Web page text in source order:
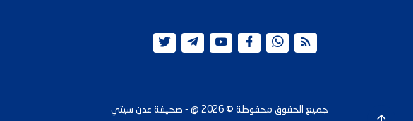
جميع الحقوق محفوظة © 2026 @ - صحيفة عدن سيتي